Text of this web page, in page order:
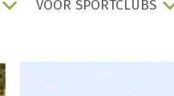
VOOR SPORTCLUBS